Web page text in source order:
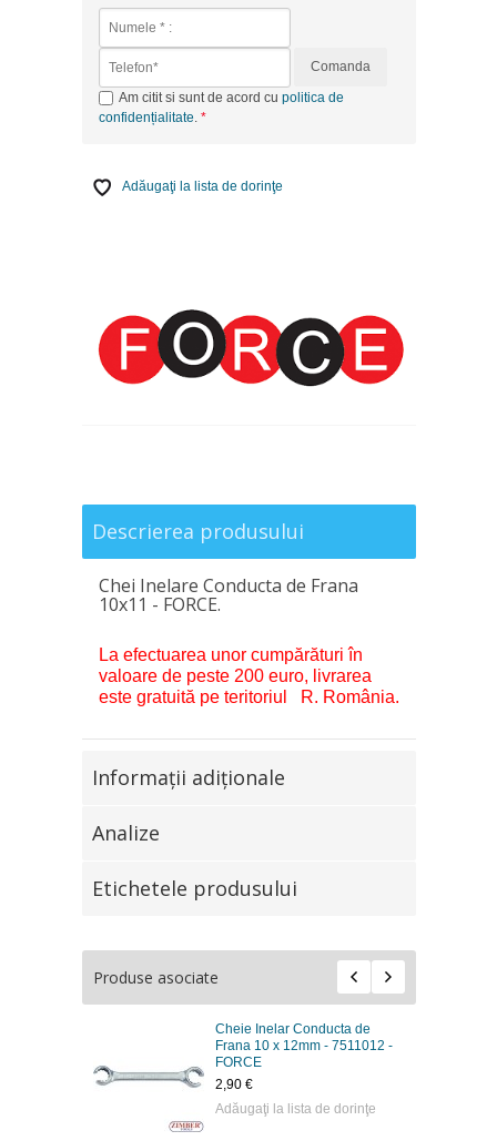
Comanda
Am citit si sunt de acord cu politica de
confidențialitate
Adăugaţi la lista de dorinţe
Descrierea produsului
Chei Inelare Conducta de Frana
10х11 - FORCE.
La efectuarea unor cumpărături în
valoare de peste 200 euro, livrarea
este gratuită pe teritoriul R. România.
Informaţii adiţionale
Analize
Etichetele produsului
Produse asociate
Cheie Inelar Conducta de
Frana 10 x 12mm - 7511012 -
FORCE
2,90 €
Adăugaţi la lista de dorinţe